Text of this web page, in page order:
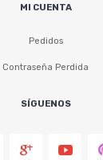
MI CUENTA
Pedidos
Contraseña Perdida
SÍGUENOS